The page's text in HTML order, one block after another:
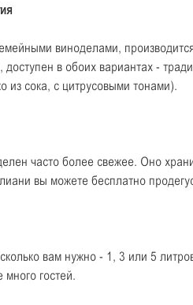
виноделами,
доступен в обоих вариантах -
из сока, с цитрусовыми тонами).
часто более свежее. Оно
вы можете бесплатно
вам нужно - 1, 3 или 5
гостей.